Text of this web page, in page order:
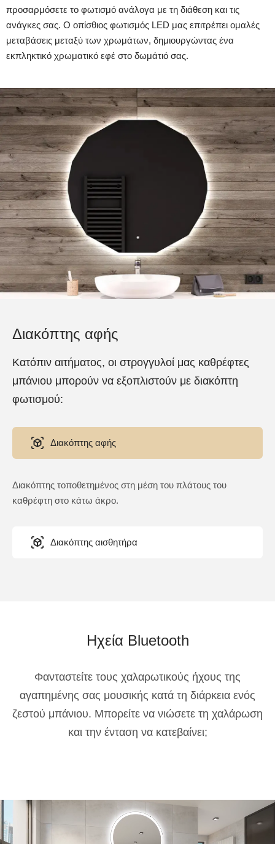
προσαρμόσετε το φωτισμό ανάλογα με τη διάθεση και τις
ανάγκες σας. Ο οπίσθιος φωτισμός LED μας επιτρέπει ομαλές
μεταβάσεις μεταξύ των χρωμάτων, δημιουργώντας ένα
εκπληκτικό χρωματικό εφέ στο δωμάτιό σας.
Διακόπτης αφής
Κατόπιν αιτήματος, οι στρογγυλοί μας καθρέφτες
μπάνιου μπορούν να εξοπλιστούν με διακόπτη
φωτισμού:
Διακόπτης αφής
Διακόπτης τοποθετημένος στη μέση του πλάτους του
καθρέφτη στο κάτω άκρο.
Διακόπτης αισθητήρα
Ηχεία Bluetooth
Φανταστείτε τους χαλαρωτικούς ήχους της
αγαπημένης σας μουσικής κατά τη διάρκεια ενός
ζεστού μπάνιου. Μπορείτε να νιώσετε τη χαλάρωση
και την ένταση να κατεβαίνει;